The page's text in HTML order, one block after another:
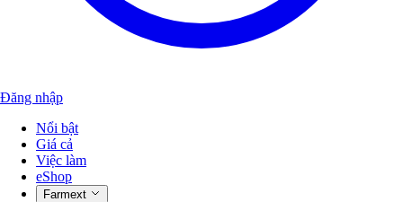
Đăng nhập
Nổi bật
Giá cả
Việc làm
eShop
Farmext